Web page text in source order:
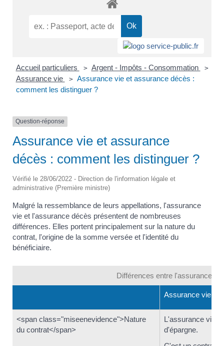
Accueil particuliers > Argent - Impôts - Consommation >
Assurance vie > Assurance vie et assurance décès :
comment les distinguer ?
Question-réponse
Assurance vie et assurance
décès : comment les distinguer ?
Vérifié le 28/06/2022 - Direction de l'information légale et
administrative (Première ministre)
Malgré la ressemblance de leurs appellations, l'assurance
vie et l'assurance décès présentent de nombreuses
différences. Elles portent principalement sur la nature du
contrat, l'origine de la somme versée et l'identité du
bénéficiaire.
Différences entre l'assurance
Assurance vie
<span class="miseenevidence">Nature
du contrat</span>
L'assurance vie
d'épargne.